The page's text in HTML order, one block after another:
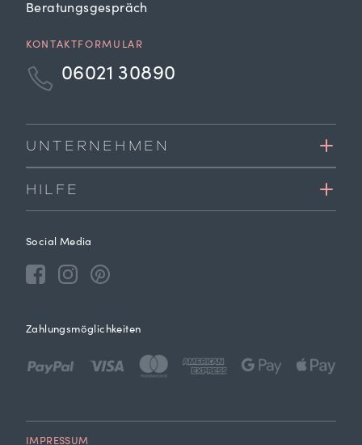
Beratungsgespräch
KONTAKTFORMULAR
06021 30890
UNTERNEHMEN
HILFE
Social Media
Zahlungsmöglichkeiten
IMPRESSUM